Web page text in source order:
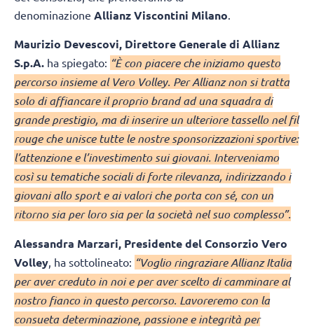
denominazione Allianz Viscontini Milano
Maurizio Devescovi, Direttore Generale di Allianz
S.p.A. ha spiegato: “È con piacere che iniziamo questo
percorso insieme al Vero Volley. Per Allianz non si tratta
solo di affiancare il proprio brand ad una squadra di
grande prestigio, ma di inserire un ulteriore tassello nel fil
rouge che unisce tutte le nostre sponsorizzazioni sportive:
l’attenzione e l’investimento sui giovani. Interveniamo
così su tematiche sociali di forte rilevanza, indirizzando i
giovani allo sport e ai valori che porta con sé, con un
ritorno sia per loro sia per la società nel suo complesso”.
Alessandra Marzari, Presidente del Consorzio Vero
Volley , ha sottolineato: “Voglio ringraziare Allianz Italia
per aver creduto in noi e per aver scelto di camminare al
nostro fianco in questo percorso. Lavoreremo con la
consueta determinazione, passione e integrità per